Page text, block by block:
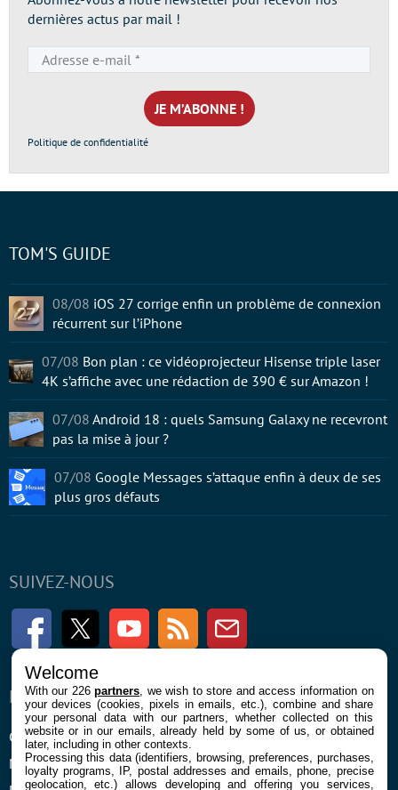
dernières actus par mail !
e-
mail
*
Politique de confidentialité
SUIVEZ-NOUS
FacebookTwitter Youtube RSS Newsletter
ENTREPRISE
Confidentialité et Cookies
Mentions légales et CGU
À PROPOS
Contact
TOM'S GUIDE
08/08 iOS 27 corrige enfin un problème de connexion
récurrent sur l’iPhone
07/08 Bon plan : ce vidéoprojecteur Hisense triple laser
4K s’affiche avec une rédaction de 390 € sur Amazon !
07/08 Android 18 : quels Samsung Galaxy ne recevront
pas la mise à jour ?
07/08 Google Messages s’attaque enfin à deux de ses
plus gros défauts
Welcome
With our 226partners , we wish to store and access information on
your devices (cookies, pixels in emails, etc.), combine and share
your personal data with our partners, whether collected on this
website or in our emails, already held by some of us, or obtained
later, including in other contexts.
Processing this data (identifiers, browsing, preferences, purchases,
loyalty programs, IP, postal addresses and emails, phone, precise
geolocation, etc.) allows developing and offering you services,